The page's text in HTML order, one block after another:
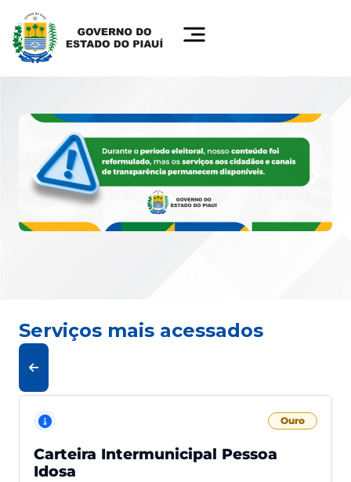
Serviços mais acessados
Ouro
Carteira Intermunicipal Pessoa
Idosa